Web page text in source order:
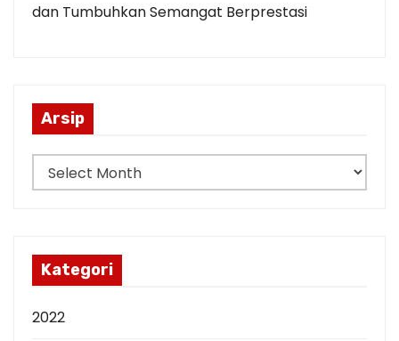
dan Tumbuhkan Semangat Berprestasi
Arsip
r
Kategori
2022